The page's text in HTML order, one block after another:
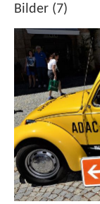
Bilder (7)